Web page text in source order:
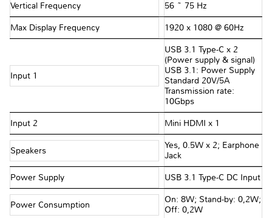
Vertical Frequency 56 ~ 75 Hz
Max Display Frequency 1920 x 1080 @ 60Hz
Input 1
USB 3.1 Type-C x 2
(Power supply & signal)
USB 3.1: Power Supply
Standard 20V/5A
Transmission rate:
10Gbps
Input 2 Mini HDMI x 1
Speakers
Yes, 0.5W x 2; Earphone
Jack
Power Supply USB 3.1 Type-C DC Input
Power Consumption
On: 8W; Stand-by: 0,2W;
Off: 0,2W